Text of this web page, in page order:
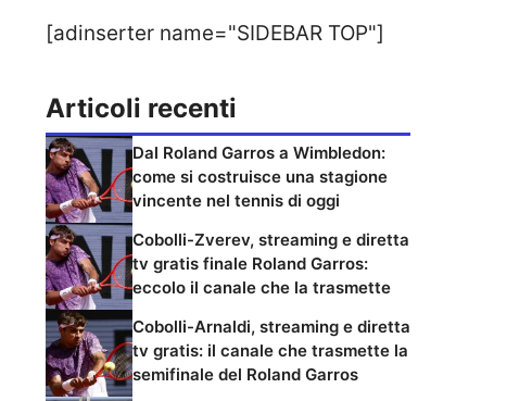
[adinserter name="SIDEBAR TOP"]
Articoli recenti
Dal Roland Garros a Wimbledon:
come si costruisce una stagione
vincente nel tennis di oggi
Cobolli-Zverev, streaming e diretta
tv gratis finale Roland Garros:
eccolo il canale che la trasmette
Cobolli-Arnaldi, streaming e diretta
tv gratis: il canale che trasmette la
semifinale del Roland Garros